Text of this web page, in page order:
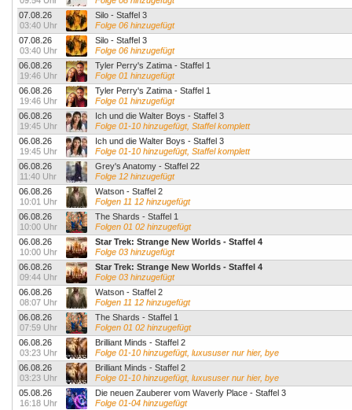
07.08.26
03:40 Uhr
Silo - Staffel 3
Folge 06 hinzugefügt
07.08.26
03:40 Uhr
Silo - Staffel 3
Folge 06 hinzugefügt
06.08.26
19:46 Uhr
Tyler Perry's Zatima - Staffel 1
Folge 01 hinzugefügt
06.08.26
19:46 Uhr
Tyler Perry's Zatima - Staffel 1
Folge 01 hinzugefügt
06.08.26
19:45 Uhr
Ich und die Walter Boys - Staffel 3
Folge 01-10 hinzugefügt, Staffel komplett
06.08.26
19:45 Uhr
Ich und die Walter Boys - Staffel 3
Folge 01-10 hinzugefügt, Staffel komplett
06.08.26
11:40 Uhr
Grey's Anatomy - Staffel 22
Folge 12 hinzugefügt
06.08.26
10:01 Uhr
Watson - Staffel 2
Folgen 11 12 hinzugefügt
06.08.26
10:00 Uhr
The Shards - Staffel 1
Folgen 01 02 hinzugefügt
06.08.26
10:00 Uhr
Star Trek: Strange New Worlds - Staffel 4
Folge 03 hinzugefügt
06.08.26
09:44 Uhr
Star Trek: Strange New Worlds - Staffel 4
Folge 03 hinzugefügt
06.08.26
08:07 Uhr
Watson - Staffel 2
Folgen 11 12 hinzugefügt
06.08.26
07:59 Uhr
The Shards - Staffel 1
Folgen 01 02 hinzugefügt
06.08.26
03:23 Uhr
Brilliant Minds - Staffel 2
Folge 01-10 hinzugefügt, luxususer nur hier, bye
06.08.26
03:23 Uhr
Brilliant Minds - Staffel 2
Folge 01-10 hinzugefügt, luxususer nur hier, bye
05.08.26
16:18 Uhr
Die neuen Zauberer vom Waverly Place - Staffel 3
Folge 01-04 hinzugefügt